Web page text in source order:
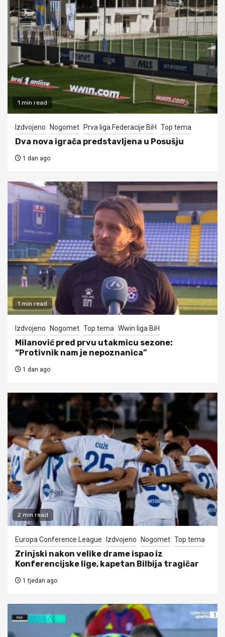
1 min read
Izdvojeno Nogomet Prva liga Federacije BiH Top tema
Dva nova igrača predstavljena u Posušju
1 dan ago
1 min read
Izdvojeno Nogomet Top tema Wwin liga BiH
Milanović pred prvu utakmicu sezone:
“Protivnik nam je nepoznanica”
1 dan ago
2 min read
Europa Conference League Izdvojeno Nogomet Top tema
Zrinjski nakon velike drame ispao iz
Konferencijske lige, kapetan Bilbija tragičar
1 tjedan ago